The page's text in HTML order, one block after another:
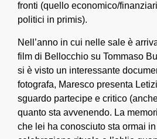
fronti (quello economico/
politici in primis).
Nell’anno in cui nelle sale è
film di Bellocchio su Tommaso
si è visto un interessante
fotografa, Maresco presenta
sguardo partecipe e critico
quanto sta avvenendo. La
che lei ha conosciuto sta ormai